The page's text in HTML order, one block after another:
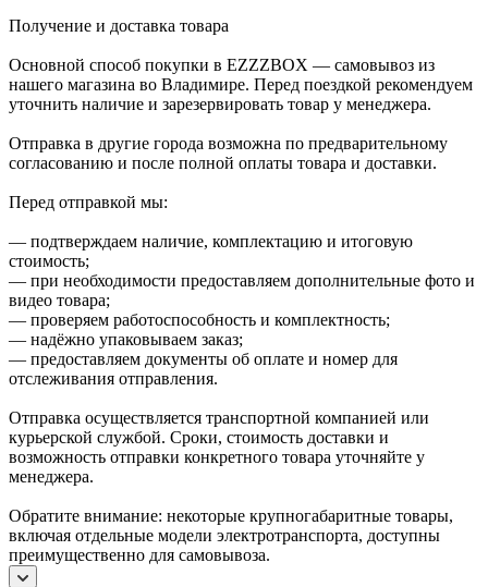
Получение и доставка товара
Основной способ покупки в EZZZBOX — самовывоз из
нашего магазина во Владимире. Перед поездкой рекомендуем
уточнить наличие и зарезервировать товар у менеджера.
Отправка в другие города возможна по предварительному
согласованию и после полной оплаты товара и доставки.
Перед отправкой мы:
— подтверждаем наличие, комплектацию и итоговую
стоимость;
— при необходимости предоставляем дополнительные фото и
видео товара;
— проверяем работоспособность и комплектность;
— надёжно упаковываем заказ;
— предоставляем документы об оплате и номер для
отслеживания отправления.
Отправка осуществляется транспортной компанией или
курьерской службой. Сроки, стоимость доставки и
возможность отправки конкретного товара уточняйте у
менеджера.
Обратите внимание: некоторые крупногабаритные товары,
включая отдельные модели электротранспорта, доступны
преимущественно для самовывоза.